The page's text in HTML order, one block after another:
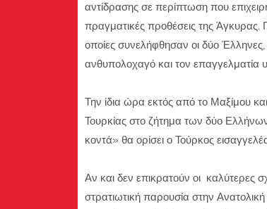
αντίδρασης σε περίπτωση που
πραγματικές προθέσεις της
οποίες συνελήφθησαν οι δύο
ανθυπολοχαγό και τον
Την ίδια ώρα εκτός από το Μαξίμου
Τουρκίας στο ζήτημα των δύο
κοντά» θα ορίσει ο Τούρκος
Αν και δεν επικρατούν οι καλύτερες
στρατιωτική παρουσία στην